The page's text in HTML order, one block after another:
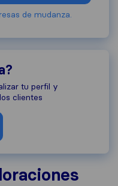
de mudanza.
tu perfil y
clientes